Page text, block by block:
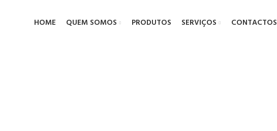
HOME QUEM SOMOS PRODUTOS SERVIÇOS CONTACTOS